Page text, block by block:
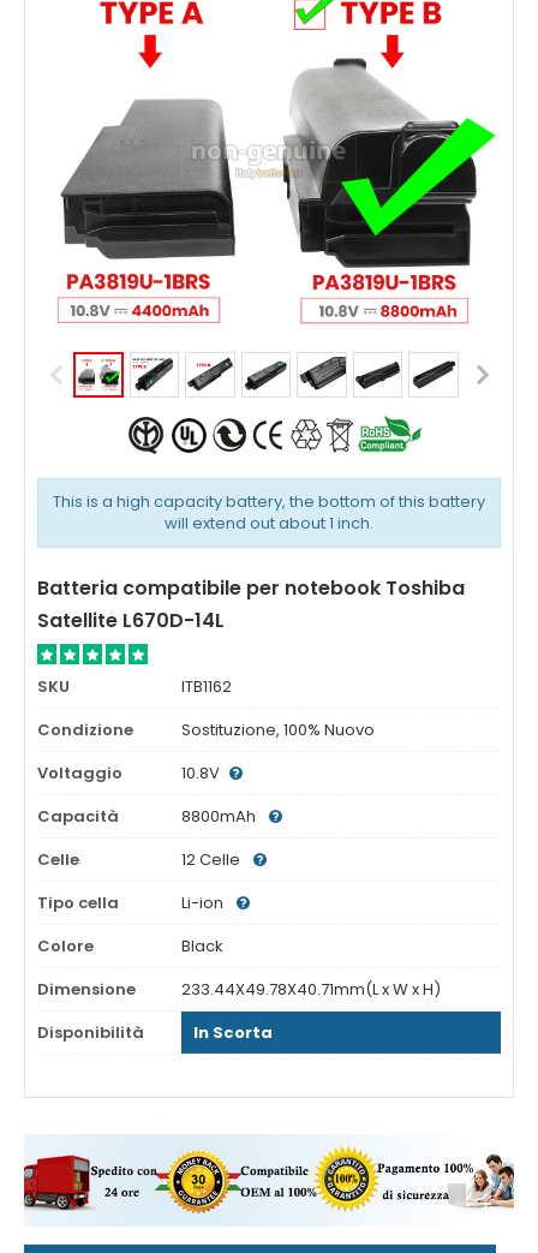
This is a high capacity battery, the bottom of this battery
will extend out about 1 inch.
Batteria compatibile per notebook Toshiba
Satellite L670D-14L
SKU
ITB1162
Condizione
Sostituzione, 100% Nuovo
Voltaggio
10.8V
Capacità
8800mAh
Celle
12 Celle
Tipo cella
Li-ion
Colore
Black
Dimensione
233.44X49.78X40.71mm(L x W x H)
Disponibilità
In Scorta